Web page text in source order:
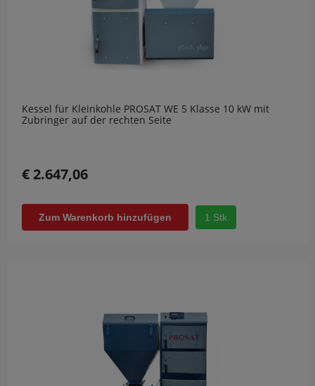
Kessel für Kleinkohle PROSAT WE 5 Klasse 10 kW mit
Zubringer auf der rechten Seite
€ 2.647,06
Zum Warenkorb hinzufügen 1 Stk